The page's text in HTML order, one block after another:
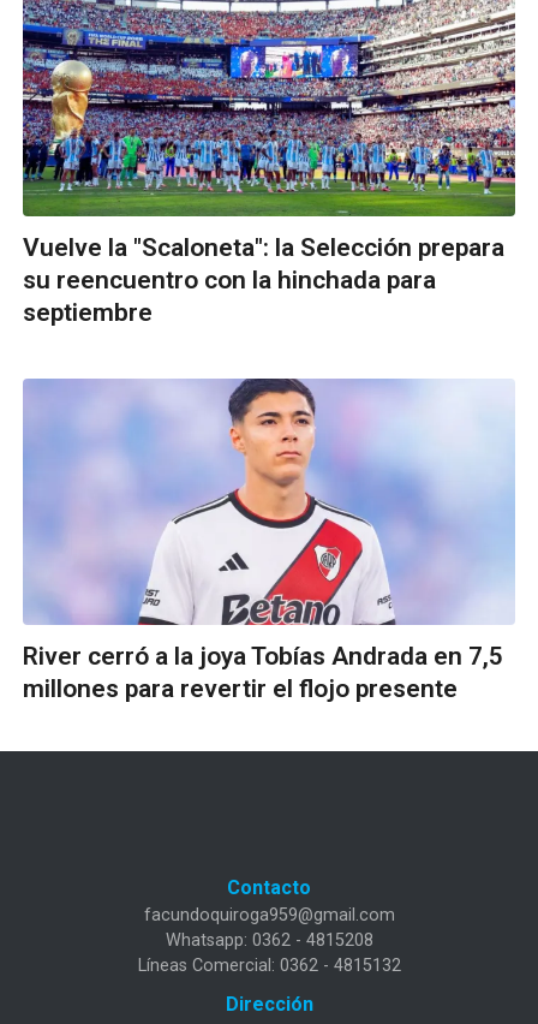
Vuelve la "Scaloneta": la Selección prepara
su reencuentro con la hinchada para
septiembre
River cerró a la joya Tobías Andrada en 7,5
millones para revertir el flojo presente
Contacto
facundoquiroga959@gmail.com
Whatsapp: 0362 - 4815208
Líneas Comercial: 0362 - 4815132
Dirección